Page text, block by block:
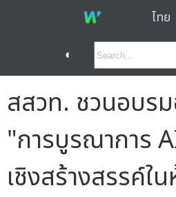
ไทย
◐
สสวท. ชวนอบร
"การบูรณาการ
เชิงสร้างสรรค์ใ